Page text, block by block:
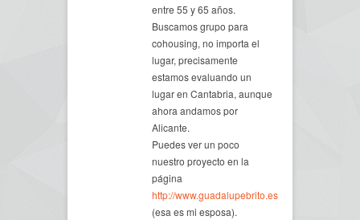
entre 55 y 65 años.
Buscamos grupo para
cohousing, no importa el
lugar, precisamente
estamos evaluando un
lugar en Cantabria, aunque
ahora andamos por
Alicante.
Puedes ver un poco
nuestro proyecto en la
página
http://www.guadalupebrito.es
(esa es mi esposa).